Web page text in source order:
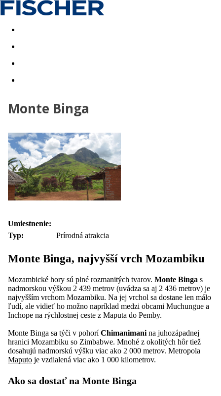
Last minute Dovolenkové kluby
Monte Binga
Umiestnenie:
Typ:
Prírodná atrakcia
Monte Binga, najvyšší vrch Mozambiku
Mozambické hory sú plné rozmanitých tvarov. Monte Binga s
nadmorskou výškou 2 439 metrov (uvádza sa aj 2 436 metrov) je
najvyšším vrchom Mozambiku. Na jej vrchol sa dostane len málo
ľudí, ale vidieť ho možno napríklad medzi obcami Muchungue a
Inchope na rýchlostnej ceste z Maputa do Pemby.
Monte Binga sa týči v pohoríChimanimani na juhozápadnej
hranici Mozambiku so Zimbabwe. Mnohé z okolitých hôr tiež
dosahujú nadmorskú výšku viac ako 2 000 metrov. Metropola
Maputo je vzdialená viac ako 1 000 kilometrov.
Ako sa dostať na Monte Binga